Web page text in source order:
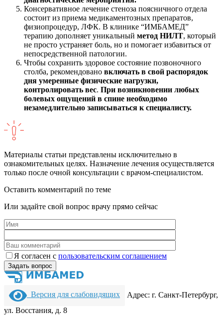
Консервативное лечение стеноза поясничного отдела
состоит из приема медикаментозных препаратов,
физиопроцедур, ЛФК. В клинике “ИМБАМЕД”
терапию дополняет уникальный метод НИЛТ, который
не просто устраняет боль, но и помогает избавиться от
непосредственной патологии.
Чтобы сохранить здоровое состояние позвоночного
столба, рекомендовано включать в свой распорядок
дня умеренные физические нагрузки,
контролировать вес. При возникновении любых
болевых ощущений в спине необходимо
незамедлительно записываться к специалисту.
Материалы статьи представлены исключительно в
ознакомительных целях. Назначение лечения осуществляется
только после очной консультации с врачом-специалистом.
Оставить комментарий по теме
Или задайте свой вопрос врачу прямо сейчас
Я согласен c пользовательс­ким соглашением
Версия для слабовидящих
Адрес: г. Санкт-Петербург,
ул. Восстания, д. 8